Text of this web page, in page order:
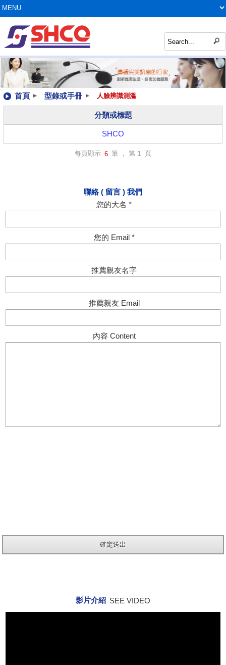
首頁 型錄或手冊 人臉辨識測溫
分類或標題
SHCO
每頁顯示 6 筆 ， 第 1 頁
聯絡 ( 留言 ) 我們
您的大名 *
您的 Email *
推薦親友名字
推薦親友 Email
內容 Content
影片介紹 SEE VIDEO